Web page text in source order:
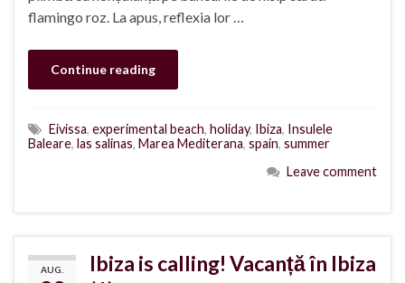
flamingo roz. La apus, reflexia lor …
Continue reading
Eivissa, experimental beach, holiday, Ibiza, Insulele
Baleare, las salinas, Marea Mediterana, spain, summer
Leave comment
AUG.
Ibiza is calling! Vacanță în Ibiza